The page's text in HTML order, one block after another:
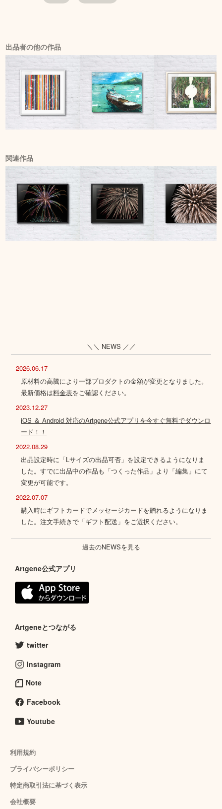
出品者の他の作品
関連作品
＼＼ NEWS ／／
2026.06.17
原材料の高騰により一部プロダクトの金額が変更となりました。
最新価格は料金表をご確認ください。
2023.12.27
iOS ＆ Android 対応のArtgene公式アプリを今すぐ無料でダウンロ
ード！！
2022.08.29
出品設定時に「Lサイズの出品可否」を設定できるようになりま
した。すでに出品中の作品も「つくった作品」より「編集」にて
変更が可能です。
2022.07.07
購入時にギフトカードでメッセージカードを贈れるようになりま
した。注文手続きで「ギフト配送」をご選択ください。
過去のNEWSを見る
Artgene公式アプリ
Artgeneとつながる
twitter
Instagram
Note
Facebook
Youtube
利用規約
プライバシーポリシー
特定商取引法に基づく表示
会社概要